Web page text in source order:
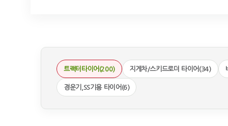
트랙터타이어(200) 지게차/스키드로더 타이어(34)
경운기,SS기용 타이어(6)